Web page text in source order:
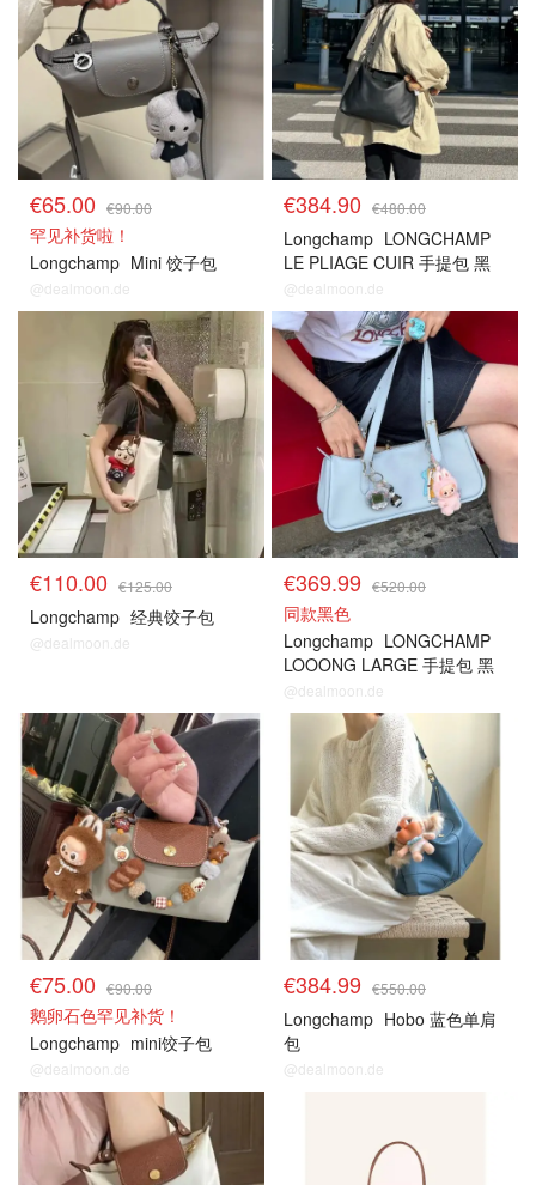
€65.00 €90.00
罕见补货啦！
Longchamp Mini 饺子包
@dealmoon.de
€384.90 €480.00
Longchamp LONGCHAMP
LE PLIAGE CUIR 手提包 黑
色
@dealmoon.de
€110.00 €125.00
Longchamp 经典饺子包
@dealmoon.de
€369.99 €520.00
同款黑色
Longchamp LONGCHAMP
LOOONG LARGE 手提包 黑
色金色
@dealmoon.de
€75.00 €90.00
鹅卵石色罕见补货！
Longchamp mini饺子包
@dealmoon.de
€384.99 €550.00
Longchamp Hobo 蓝色单肩
包
@dealmoon.de